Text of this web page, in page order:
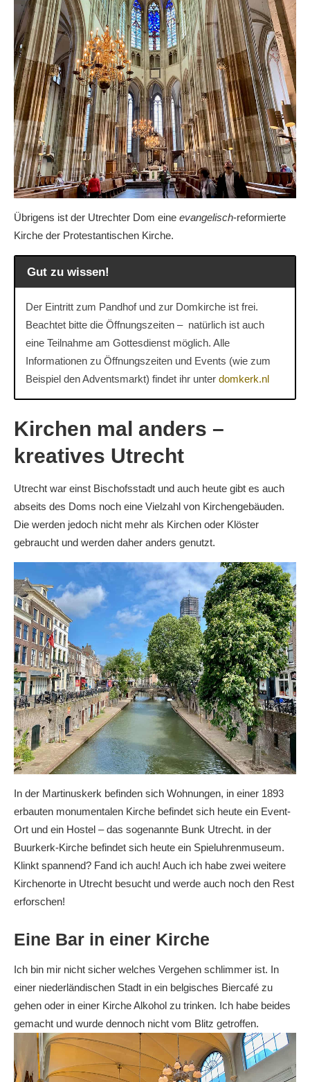
Übrigens ist der Utrechter Dom eine evangelisch-reformierte
Kirche der Protestantischen Kirche.
Gut zu wissen!
Der Eintritt zum Pandhof und zur Domkirche ist frei.
Beachtet bitte die Öffnungszeiten – natürlich ist auch
eine Teilnahme am Gottesdienst möglich. Alle
Informationen zu Öffnungszeiten und Events (wie zum
Beispiel den Adventsmarkt) findet ihr unter domkerk.nl
Kirchen mal anders –
kreatives Utrecht
Utrecht war einst Bischofsstadt und auch heute gibt es auch
abseits des Doms noch eine Vielzahl von Kirchengebäuden.
Die werden jedoch nicht mehr als Kirchen oder Klöster
gebraucht und werden daher anders genutzt.
In der Martinuskerk befinden sich Wohnungen, in einer 1893
erbauten monumentalen Kirche befindet sich heute ein Event-
Ort und ein Hostel – das sogenannte Bunk Utrecht. in der
Buurkerk-Kirche befindet sich heute ein Spieluhrenmuseum.
Klinkt spannend? Fand ich auch! Auch ich habe zwei weitere
Kirchenorte in Utrecht besucht und werde auch noch den Rest
erforschen!
Eine Bar in einer Kirche
Ich bin mir nicht sicher welches Vergehen schlimmer ist. In
einer niederländischen Stadt in ein belgisches Biercafé zu
gehen oder in einer Kirche Alkohol zu trinken. Ich habe beides
gemacht und wurde dennoch nicht vom Blitz getroffen.